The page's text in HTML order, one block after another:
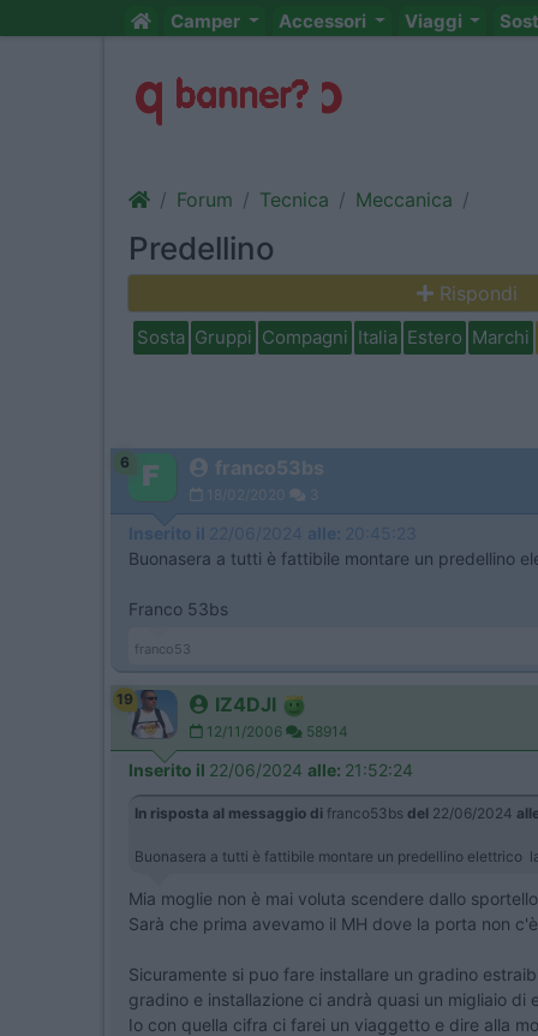
Camper Accessori Viaggi
Forum Tecnica Meccanica
Predellino
Rispondi
Sosta Gruppi Compagni Italia Estero Marchi
6 franco53bs
18/02/2020 3
Inserito il 22/06/2024 alle: 20:45:23
Buonasera a tutti è fattibile montare un predellino
Franco 53bs
franco53
19 IZ4DJI
12/11/2006 58914
Inserito il 22/06/2024 alle: 21:52:24
In risposta al messaggio di franco53bs del 22/06/2024
Buonasera a tutti è fattibile montare un predellino
Mia moglie non è mai voluta scendere dallo
Sarà che prima avevamo il MH dove la porta non
Sicuramente si puo fare installare un gradino
gradino e installazione ci andrà quasi un migliaio
Io con quella cifra ci farei un viaggetto e dire alla